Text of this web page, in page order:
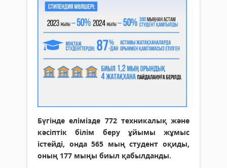
Бүгінде елімізде 772 техникалық және
кәсіптік білім беру ұйымы жұмыс
істейді, онда 565 мың студент оқиды,
оның 177 мыңы биыл қабылданды.